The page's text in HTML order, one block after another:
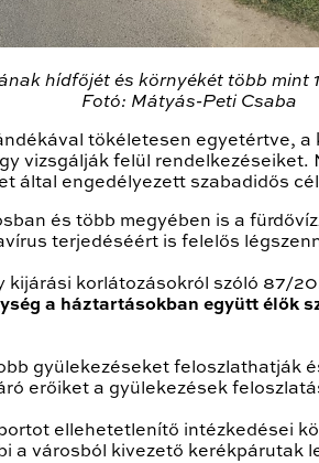
hídfőjét és környékét több mint
Fotó: Mátyás-Peti Csaba
tökéletesen egyetértve,
vizsgálják felül
által engedélyezett szabadidős
és több megyében is a
terjedéséért is felelős
kijárási korlátozásokról szóló 87/
a háztartásokban együtt élők
gyülekezéseket feloszlathatják
erőiket a gyülekezések
ellehetetlenítő intézkedései
a városból kivezető kerékpárutak